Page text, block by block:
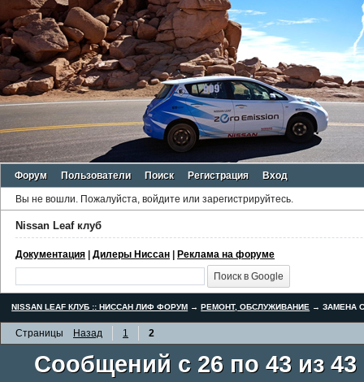
Форум Пользователи Поиск Регистрация Вход
Вы не вошли. Пожалуйста, войдите или зарегистрируйтесь.
Nissan Leaf клуб
Документация | Дилеры Ниссан | Реклама на форуме
NISSAN LEAF КЛУБ :: НИССАН ЛИФ ФОРУМ → РЕМОНТ, ОБСЛУЖИВАНИЕ →ЗАМЕНА
Страницы Назад 1 2
Сообщений с 26 по 43 из 43